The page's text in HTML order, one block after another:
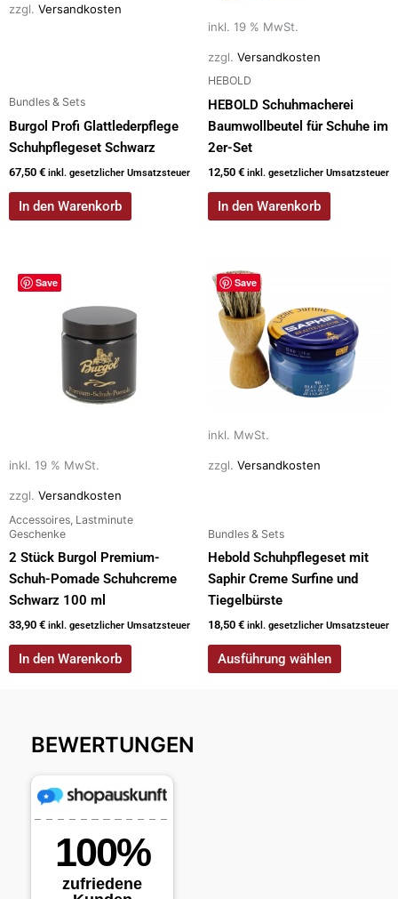
zzgl. Versandkosten
Bundles & Sets
Burgol Profi Glattlederpflege
Schuhpflegeset Schwarz
67,50 € inkl. gesetzlicher Umsatzsteuer
In den Warenkorb
inkl. 19 % MwSt.
zzgl. Versandkosten
HEBOLD
HEBOLD Schuhmacherei
Baumwollbeutel für Schuhe im
2er-Set
12,50 € inkl. gesetzlicher Umsatzsteuer
In den Warenkorb
Save
inkl. 19 % MwSt.
zzgl. Versandkosten
Accessoires, Lastminute
Geschenke
2 Stück Burgol Premium-
Schuh-Pomade Schuhcreme
Schwarz 100 ml
33,90 € inkl. gesetzlicher Umsatzsteuer
In den Warenkorb
Save
inkl. MwSt.
zzgl. Versandkosten
Bundles & Sets
Hebold Schuhpflegeset mit
Saphir Creme Surfine und
Tiegelbürste
18,50 € inkl. gesetzlicher Umsatzsteuer
Ausführung wählen
Dieses
Produkt
weist
mehrere
Varianten
können
auf
gewählt
werden
BEWERTUNGEN